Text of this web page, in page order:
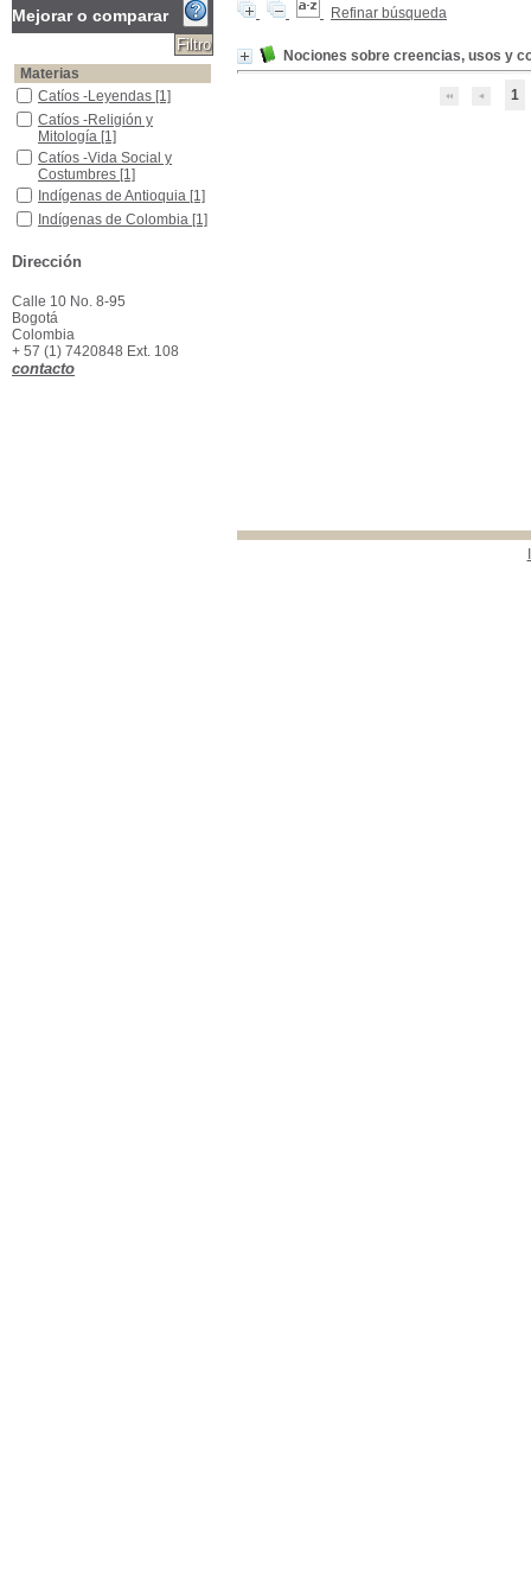
Refinar búsqueda
Nociones sobre creencias, usos y
1
Mejorar o comparar
Materias
Catíos -Leyendas
Catíos -Leyendas [1]
Catíos -Religión y Mitología
Catíos -Religión y
Mitología [1]
Catíos -Vida Social y Costumbres
Catíos -Vida Social y
Costumbres [1]
Indígenas de Antioquia
Indígenas de Antioquia [1]
Indígenas de Colombia
Indígenas de Colombia [1]
Dirección
Calle 10 No. 8-95
Bogotá
Colombia
+ 57 (1) 7420848 Ext. 108
contacto